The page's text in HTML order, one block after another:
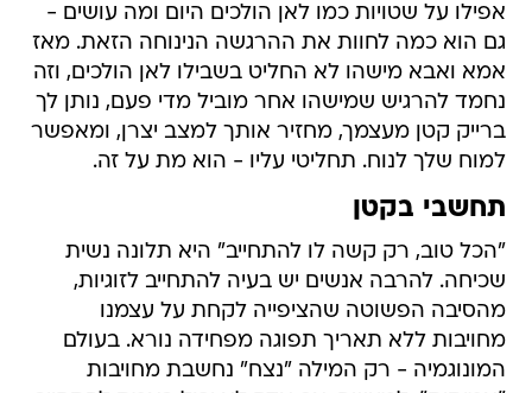
אפילו על שטויות כמו לאן הולכים היום ומה עושים -
גם הוא כמה לחוות את ההרגשה הנינוחה הזאת. מאז
אמא ואבא מישהו לא החליט בשבילו לאן הולכים, וזה
נחמד להרגיש שמישהו אחר מוביל מדי פעם, נותן לך
ברייק קטן מעצמך, מחזיר אותך למצב יצרן, ומאפשר
למוח שלך לנוח. תחליטי עליו - הוא מת על זה.
תחשבי בקטן
"הכל טוב, רק קשה לו להתחייב" היא תלונה נשית
שכיחה. להרבה אנשים יש בעיה להתחייב לזוגיות,
מהסיבה הפשוטה שהציפייה לקחת על עצמנו
מחויבות ללא תאריך תפוגה מפחידה נורא. בעולם
המונוגמיה - רק המילה "נצח" נחשבת מחויבות